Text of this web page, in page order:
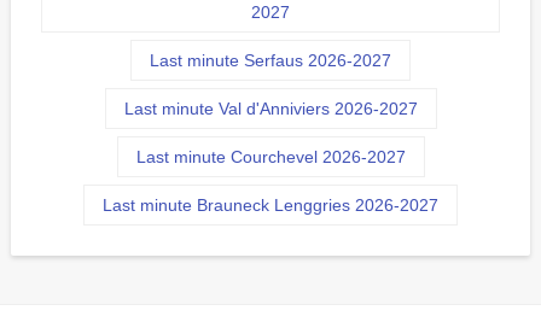
2027
Last minute Serfaus 2026-2027
Last minute Val d'Anniviers 2026-2027
Last minute Courchevel 2026-2027
Last minute Brauneck Lenggries 2026-2027